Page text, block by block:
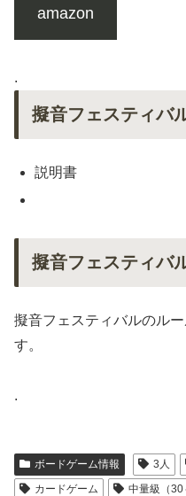
amazon
.
擬音フェスティバ
説明書
擬音フェスティバ
擬音フェスティバルのル
す。
.
ボードゲーム情報 3人
カードゲーム
中量級（30